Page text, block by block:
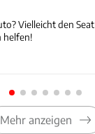
Vielleicht den Seat
helfen!
Mehr anzeigen